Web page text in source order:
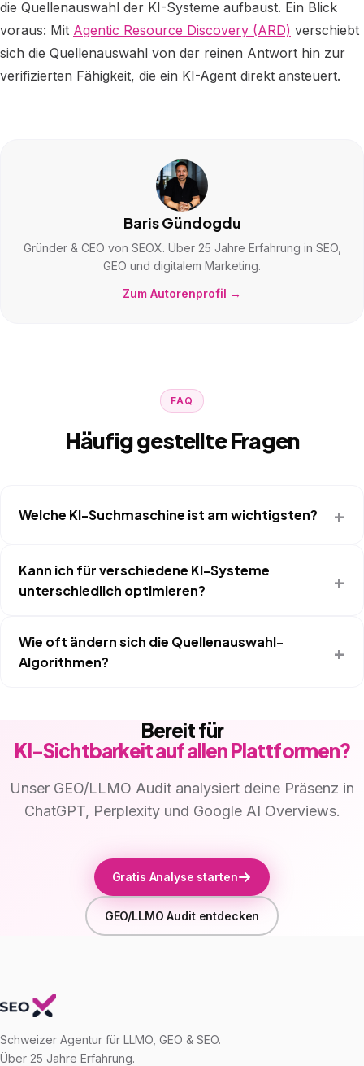
die Quellenauswahl der KI-Systeme aufbaust. Ein Blick
voraus: Mit Agentic Resource Discovery (ARD) verschiebt
sich die Quellenauswahl von der reinen Antwort hin zur
verifizierten Fähigkeit, die ein KI-Agent direkt ansteuert.
Baris Gündogdu
Gründer & CEO von SEOX. Über 25 Jahre Erfahrung in SEO,
GEO und digitalem Marketing.
Zum Autorenprofil →
FAQ
Häufig gestellte Fragen
Welche KI-Suchmaschine ist am wichtigsten?
Kann ich für verschiedene KI-Systeme
unterschiedlich optimieren?
Wie oft ändern sich die Quellenauswahl-
Algorithmen?
Bereit für
KI-Sichtbarkeit auf allen Plattformen?
Unser GEO/LLMO Audit analysiert deine Präsenz in
ChatGPT, Perplexity und Google AI Overviews.
Gratis Analyse starten
GEO/LLMO Audit entdecken
Schweizer Agentur für LLMO, GEO & SEO.
Über 25 Jahre Erfahrung.